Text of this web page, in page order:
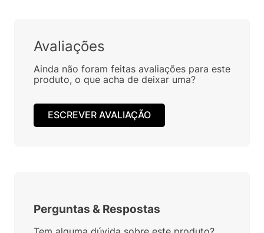
Avaliações
Ainda não foram feitas avaliações para este
produto, o que acha de deixar uma?
ESCREVER AVALIAÇÃO
Perguntas & Respostas